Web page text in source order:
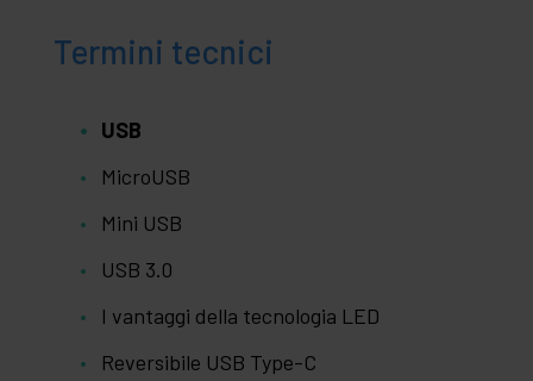
Termini tecnici
USB
MicroUSB
Mini USB
USB 3.0
I vantaggi della tecnologia LED
Reversibile USB Type-C